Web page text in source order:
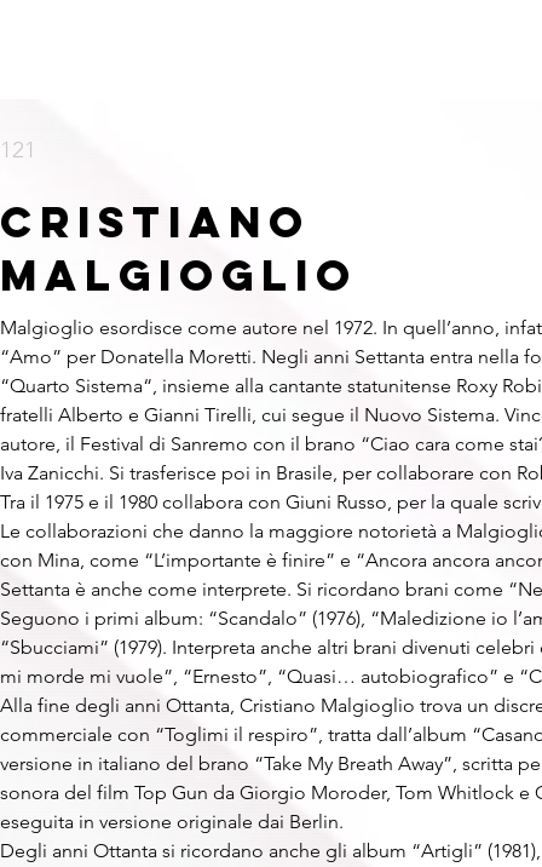
121
CRISTIANO
MALGIOGLIO
Malgioglio esordisce come autore nel 1972. In quell’anno,
“Amo” per Donatella Moretti. Negli anni Settanta entra nella
“Quarto Sistema“, insieme alla cantante statunitense Roxy
fratelli Alberto e Gianni Tirelli, cui segue il Nuovo Sistema.
autore, il Festival di Sanremo con il brano “Ciao cara come
Iva Zanicchi. Si trasferisce poi in Brasile, per collaborare con
Tra il 1975 e il 1980 collabora con Giuni Russo, per la quale
Le collaborazioni che danno la maggiore notorietà a
con Mina, come “L’importante è finire” e “Ancora ancora
Settanta è anche come interprete. Si ricordano brani come
Seguono i primi album: “Scandalo” (1976), “Maledizione io
“Sbucciami” (1979). Interpreta anche altri brani divenuti celebri
mi morde mi vuole”, “Ernesto”, “Quasi… autobiografico” e
Alla fine degli anni Ottanta, Cristiano Malgioglio trova un
commerciale con “Toglimi il respiro”, tratta dall’album
versione in italiano del brano “Take My Breath Away”, scritta
sonora del film Top Gun da Giorgio Moroder, Tom Whitlock e
eseguita in versione originale dai Berlin.
Degli anni Ottanta si ricordano anche gli album “Artigli”